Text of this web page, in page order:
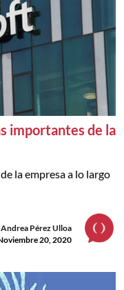
importantes de la
la empresa a lo largo
Andrea Pérez Ulloa
20, 2020